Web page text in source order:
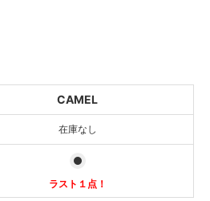
CAMEL
ラスト１点！
CAMEL
在庫なし
ラスト１点！